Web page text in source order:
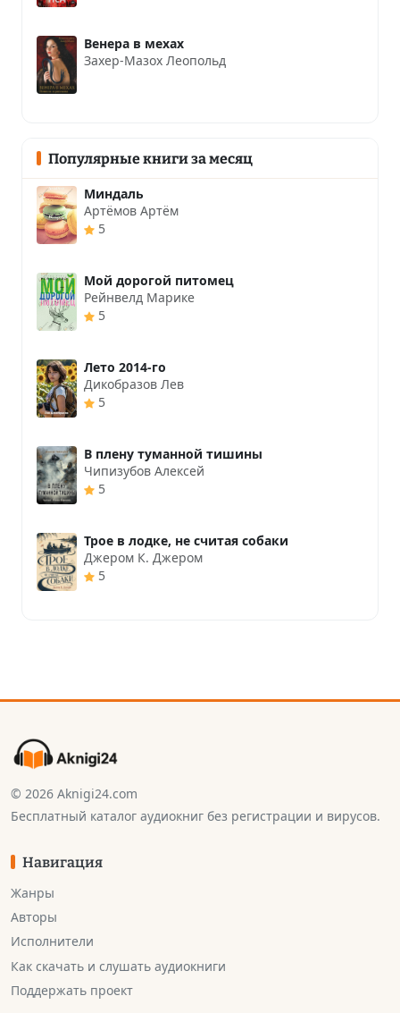
Венера в мехах
Захер-Мазох Леопольд
Популярные книги за месяц
Миндаль
Артёмов Артём
5
Мой дорогой питомец
Рейнвелд Марике
5
Лето 2014-го
Дикобразов Лев
5
В плену туманной тишины
Чипизубов Алексей
5
Трое в лодке, не считая собаки
Джером К. Джером
5
© 2026 Aknigi24.com
Бесплатный каталог аудиокниг без регистрации и вирусов.
Навигация
Жанры
Авторы
Исполнители
Как скачать и слушать аудиокниги
Поддержать проект